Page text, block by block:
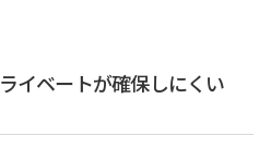
イベートが確保しにくい